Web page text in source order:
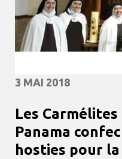
3 MAI 2018
Les Carmélites
Panama
hosties pour